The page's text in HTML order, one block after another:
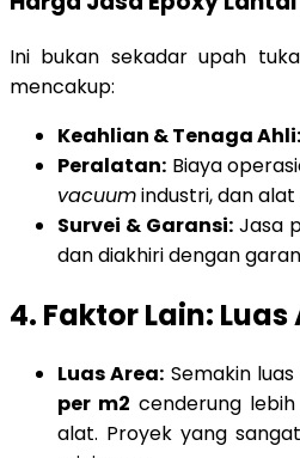
Ini bukan sekadar upah
mencakup:
Keahlian & Tenaga Ahli:
Peralatan: Biaya
vacuumindustri, dan alat
Survei & Garansi:Jasa
dan diakhiri dengan
4. Faktor Lain:
Luas Area: Semakin
per m2 cenderung
alat. Proyek yang